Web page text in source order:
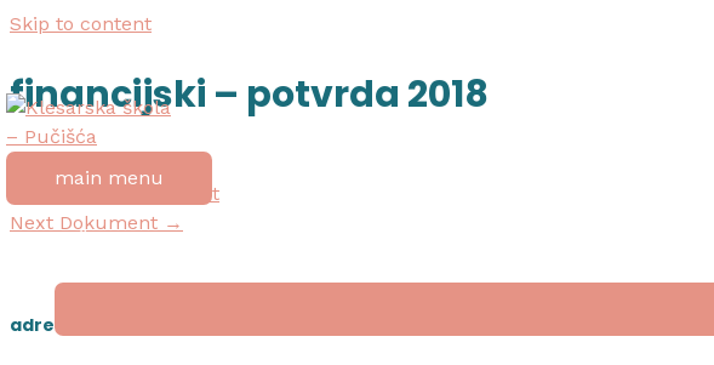
Skip to content
main menu
početna
financijski – potvrda 2018
Previous Dokument
Next Dokument →
adresa